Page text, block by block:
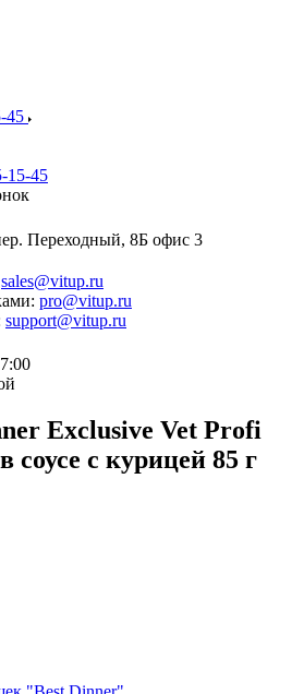
45
15-45
Переходный, 8Б офис 3
sales@vitup.ru
pro@vitup.ru
support@vitup.ru
Exclusive Vet Profi
cоусе с курицей 85 г